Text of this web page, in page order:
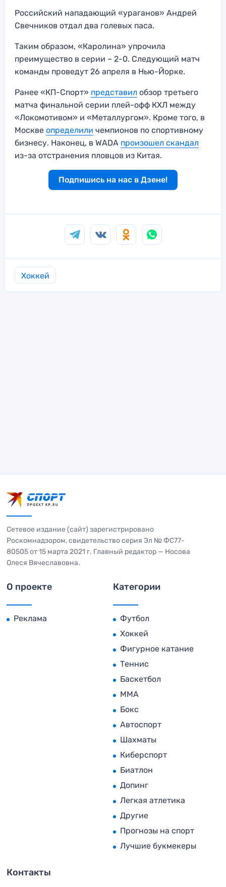
Российский нападающий «ураганов» Андрей
Свечников отдал два голевых паса.
Таким образом, «Каролина» упрочила
преимущество в серии – 2-0. Следующий матч
команды проведут 26 апреля в Нью-Йорке.
Ранее «КП-Спорт» представил обзор третьего
матча финальной серии плей-офф КХЛ между
«Локомотивом» и «Металлургом». Кроме того, в
Москве определили чемпионов по спортивному
бизнесу. Наконец, в WADA произошел скандал
из-за отстранения пловцов из Китая.
Подпишись на нас в Дзене!
Хоккей
Сетевое издание (сайт) зарегистрировано
Роскомнадзором, свидетельство серия Эл № ФС77-
80505 от 15 марта 2021 г. Главный редактор — Носова
Олеся Вячеславовна.
О проекте
Реклама
Категории
Футбол
Хоккей
Фигурное катание
Теннис
Баскетбол
MMA
Бокс
Автоспорт
Шахматы
Киберспорт
Биатлон
Допинг
Легкая атлетика
Другие
Прогнозы на спорт
Лучшие букмекеры
Контакты